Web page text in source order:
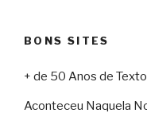
BONS SITES
+ de 50 Anos de
Aconteceu Naquela